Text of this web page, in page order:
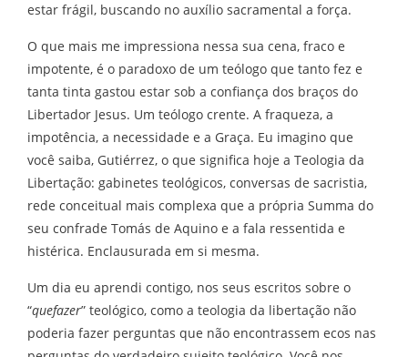
estar frágil, buscando no auxílio sacramental a força.
O que mais me impressiona nessa sua cena, fraco e
impotente, é o paradoxo de um teólogo que tanto fez e
tanta tinta gastou estar sob a confiança dos braços do
Libertador Jesus. Um teólogo crente. A fraqueza, a
impotência, a necessidade e a Graça. Eu imagino que
você saiba, Gutiérrez, o que significa hoje a Teologia da
Libertação: gabinetes teológicos, conversas de sacristia,
rede conceitual mais complexa que a própria Summa do
seu confrade Tomás de Aquino e a fala ressentida e
histérica. Enclausurada em si mesma.
Um dia eu aprendi contigo, nos seus escritos sobre o
“quefazer” teológico, como a teologia da libertação não
poderia fazer perguntas que não encontrassem ecos nas